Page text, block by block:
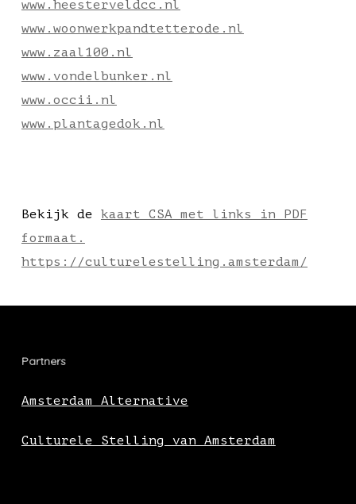
www.heesterveldcc.nl
www.woonwerkpandtetterode.nl
www.zaal100.nl
www.vondelbunker.nl
www.occii.nl
www.plantagedok.nl
Bekijk de kaart CSA met links in PDF
formaat.
https://culturelestelling.amsterdam/
Partners
Amsterdam Alternative
Culturele Stelling van Amsterdam